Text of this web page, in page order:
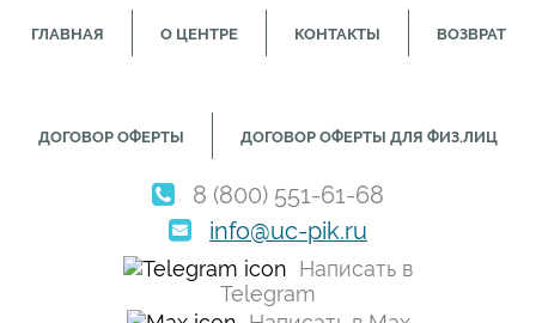
ГЛАВНАЯ О ЦЕНТРЕ КОНТАКТЫ ВОЗВРАТ
ДОГОВОР ОФЕРТЫ ДОГОВОР ОФЕРТЫ ДЛЯ ФИЗ.ЛИЦ
8 (800) 551-61-68
info@uc-pik.ru
Написать в
Telegram